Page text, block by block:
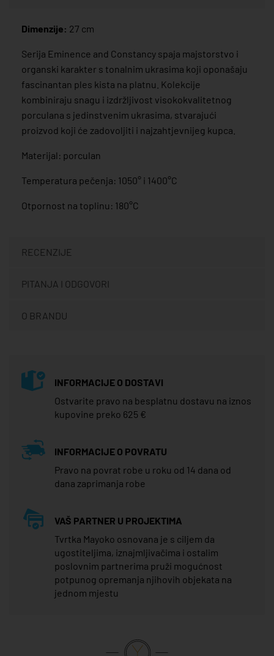
Dimenzije: 27 cm
Serija Eminence and Constancy spaja majstorstvo i
organski karakter s tonalnim ukrasima koji oponašaju
fascinantan ples kista na platnu. Kolekcije
kombiniraju snagu i izdržljivost visokokvalitetnog
porculana s jedinstvenim ukrasima, stvarajući
proizvod koji će zadovoljiti i najzahtjevnijeg kupca.
Materijal: porculan
Temperatura pečenja: 1050° i 1400°C
Otpornost na toplinu: 180°C
RECENZIJE
PITANJA I ODGOVORI
O BRANDU
INFORMACIJE O DOSTAVI
Ostvarite pravo na besplatnu dostavu na iznos
kupovine preko 625 €
INFORMACIJE O POVRATU
Pravo na povrat robe u roku od 14 dana od
dana zaprimanja robe
VAŠ PARTNER U PROJEKTIMA
Tvrtka Mayoko osnovana je s ciljem da
ugostiteljima, iznajmljivačima i ostalim
poslovnim partnerima pruži mogućnost
potpunog opremanja njihovih objekata na
jednom mjestu